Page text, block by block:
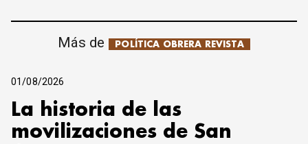
Más de POLÍTICA OBRERA REVISTA
01/08/2026
La historia de las
movilizaciones de San